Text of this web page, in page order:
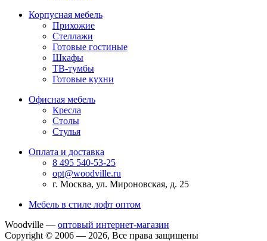
Корпусная мебель
Прихожие
Стеллажи
Готовые гостиные
Шкафы
ТВ-тумбы
Готовые кухни
Офисная мебель
Кресла
Столы
Стулья
Оплата и доставка
8 495 540-53-25
opt@woodville.ru
г. Москва, ул. Мироновская, д. 25
Мебель в стиле лофт оптом
Woodville — оптовый интернет-магазин
Copyright © 2006 — 2026, Все права защищены